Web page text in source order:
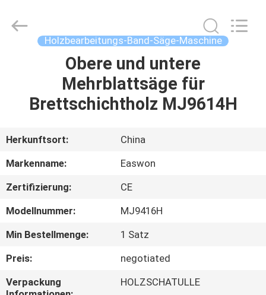
PRODUKTE
ÜBER
UNS
FABRIK-
AUSFLUG
QUALITÄTSKONTROLLE
Export
Holzbearbeitungs-Band-Säge-Maschine
Obere und untere
Mehrblattsäge für
Brettschichtholz MJ9614H
Herkunftsort:
China
Markenname:
Easwon
Zertifizierung:
CE
Modellnummer:
MJ9416H
Min Bestellmenge:
1 Satz
Preis:
negotiated
Verpackung
HOLZSCHATULLE